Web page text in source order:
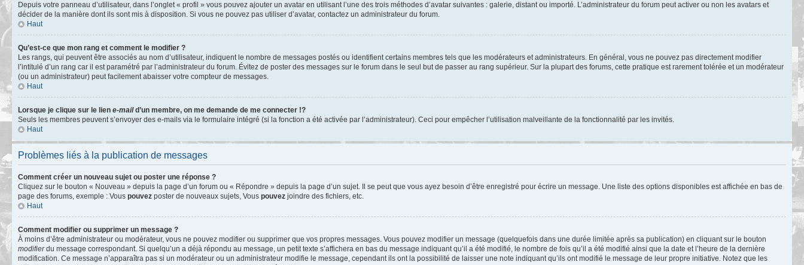
Depuis votre panneau d’utilisateur, dans l’onglet « profil » vous pouvez ajouter un avatar en utilisant l’une des trois méthodes d’avatar suivantes : galerie, distant ou importé. L’administrateur du forum peut activer ou non les avatars et
décider de la manière dont ils sont mis à disposition. Si vous ne pouvez pas utiliser d’avatar, contactez un administrateur du forum.
Haut
Qu’est-ce que mon rang et comment le modifier ?
Les rangs, qui peuvent être associés au nom d’utilisateur, indiquent le nombre de messages postés ou identifient certains membres tels que les modérateurs et administrateurs. En général, vous ne pouvez pas directement modifier
l’intitulé d’un rang car il est paramétré par l’administrateur du forum. Évitez de poster des messages sur le forum dans le seul but de passer au rang supérieur. Sur la plupart des forums, cette pratique est rarement tolérée et un modérateur
(ou un administrateur) peut facilement abaisser votre compteur de messages.
Haut
Lorsque je clique sur le lien e-maild’un membre, on me demande de me connecter !?
Seuls les membres peuvent s’envoyer des e-mails via le formulaire intégré (si la fonction a été activée par l’administrateur). Ceci pour empêcher l’utilisation malveillante de la fonctionnalité par les invités.
Haut
Problèmes liés à la publication de messages
Comment créer un nouveau sujet ou poster une réponse ?
Cliquez sur le bouton « Nouveau » depuis la page d’un forum ou « Répondre » depuis la page d’un sujet. Il se peut que vous ayez besoin d’être enregistré pour écrire un message. Une liste des options disponibles est affichée en bas de
page des forums, exemple : Vous pouvez poster de nouveaux sujets, Vous pouvez joindre des fichiers, etc.
Haut
Comment modifier ou supprimer un message ?
À moins d’être administrateur ou modérateur, vous ne pouvez modifier ou supprimer que vos propres messages. Vous pouvez modifier un message (quelquefois dans une durée limitée après sa publication) en cliquant sur le bouton
modifierdu message correspondant. Si quelqu’un a déjà répondu au message, un petit texte s’affichera en bas du message indiquant qu’il a été modifié, le nombre de fois qu’il a été modifié ainsi que la date et l’heure de la dernière
modification. Ce message n’apparaîtra pas si un modérateur ou un administrateur modifie le message, cependant ils ont la possibilité de laisser une note indiquant qu’ils ont modifié le message de leur propre initiative. Notez que les